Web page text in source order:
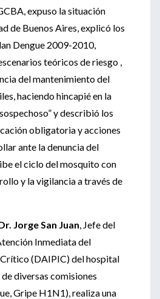
expuso la situación
de Buenos Aires, explicó los
Dengue 2009-2010,
teóricos de riesgo ,
del mantenimiento del
haciendo hincapié en la
y describió los
obligatoria y acciones
ante la denuncia del
el ciclo del mosquito con
y la vigilancia a través de
Jorge San Juan, Jefe del
Inmediata del
(DAIPIC) del hospital
diversas comisiones
Gripe H1N1), realiza una